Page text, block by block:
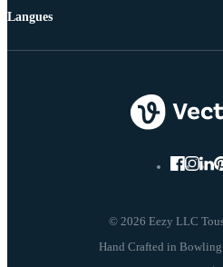
© 2026 Eezy LLC
Langues